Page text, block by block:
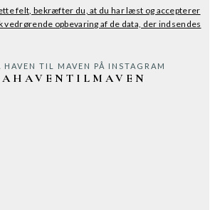
felt, bekræfter du, at du har læst og accepterer
opbevaring af de data, der indsendes
TIL MAVEN PÅ INSTAGRAM